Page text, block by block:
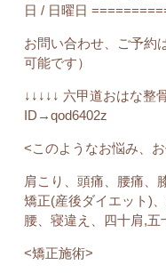
日 / 日曜日
お問い合わせ、ご予約
可能です）
↓↓↓↓↓ 六甲道おはな
ID→qod6402z
<このようなお悩み、
肩こり、頭痛、腰痛、
矯正(産後ダイエット)
腰、寝違え、四十肩,
<矯正施術>